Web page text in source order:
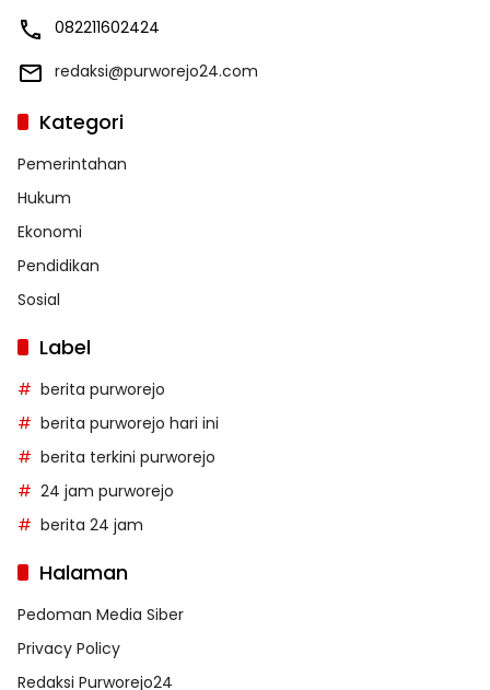
082211602424
redaksi@purworejo24.com
Kategori
Pemerintahan
Hukum
Ekonomi
Pendidikan
Sosial
Label
berita purworejo
berita purworejo hari ini
berita terkini purworejo
24 jam purworejo
berita 24 jam
Halaman
Pedoman Media Siber
Privacy Policy
Redaksi Purworejo24